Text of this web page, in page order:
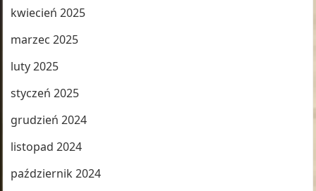
kwiecień 2025
marzec 2025
luty 2025
styczeń 2025
grudzień 2024
listopad 2024
październik 2024